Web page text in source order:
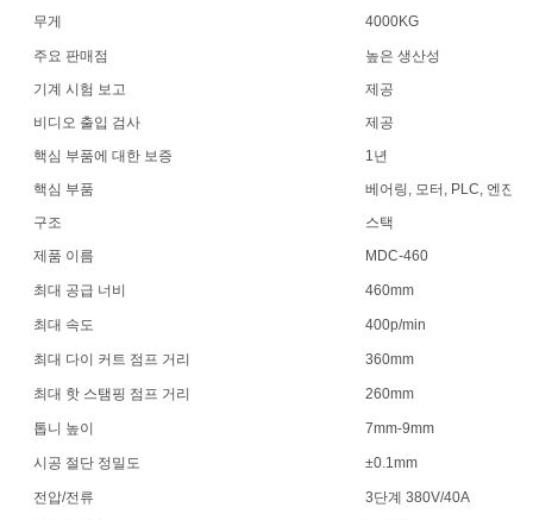
무게 4000KG
주요 판매점
높은 생산성
기계 시험 보고
제공
비디오 출입 검사
제공
핵심 부품에 대한 보증
1년
핵심 부품
베어링, 모터, PLC, 엔진
구조
스택
제품 이름
MDC-460
최대 공급 너비 460mm
최대 속도 400p/min
최대 다이 커트 점프 거리 360mm
최대 핫 스탬핑 점프 거리 260mm
톱니 높이 7mm-9mm
시공 절단 정밀도 ±0.1mm
전압/전류
3단계 380V/40A